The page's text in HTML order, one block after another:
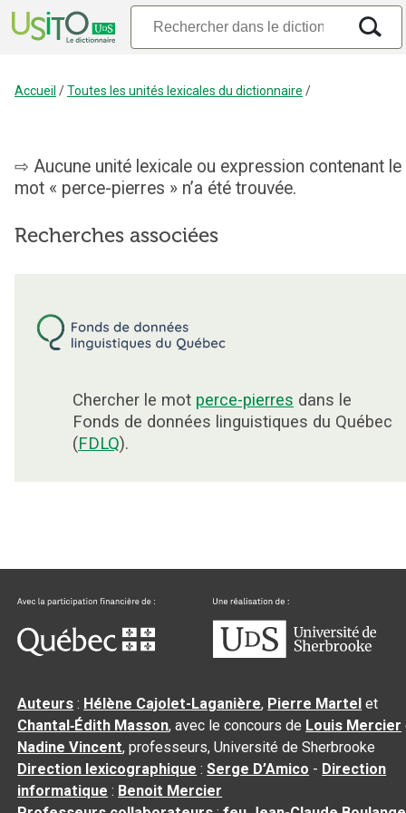
Accueil /Toutes les unités lexicales du dictionnaire /
Aucune unité lexicale ou expression contenant le
mot « perce-pierres » n’a été trouvée.
Recherches associées
Chercher le mot perce-pierres dans le
Fonds de données linguistiques du Québec
(FDLQ).
Auteurs : Hélène Cajolet-Laganière, Pierre Martel et
Chantal‑Édith Masson, avec le concours de Louis Mercier
Nadine Vincent, professeurs, Université de Sherbrooke
Direction lexicographique :Serge D’Amico - Direction
informatique : Benoit Mercier